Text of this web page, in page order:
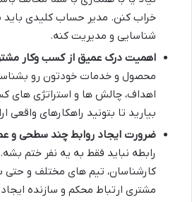
خراب کنن. مدیر حساب کلیدی باید
شناسایی و مدیریت کنه.
اهمیت درک عمیق از کسب وکار
محصول و خدمات خودتون رو
اهداف، چالش ها و استراتژی های
بیارید تا بتونید راهکارهای واقعی
ضرورت ایجاد روابط چند سطحی و
رابطه نباید فقط به یه نفر ختم بشه.
کارشناسان، تیم های مختلف و حتی
مشتری ارتباط محکم و سازنده